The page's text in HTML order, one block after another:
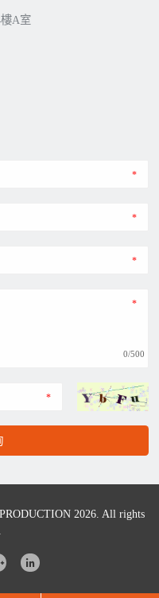
A室
0/500
2026. All rights